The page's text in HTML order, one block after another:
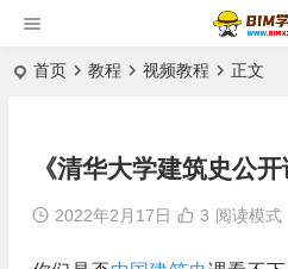
首页 教程 视频教程 正文
《清华大学建筑史公
2022年2月17日 3 阅读模式